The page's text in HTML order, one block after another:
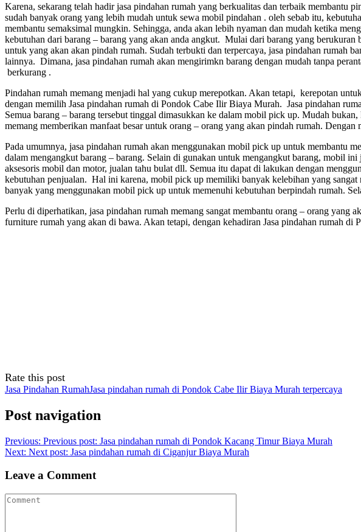
Karena, sekarang telah hadir jasa pindahan rumah yang berkualitas dan terbaik membantu
sudah banyak orang yang lebih mudah untuk sewa mobil pindahan . oleh sebab itu,
membantu semaksimal mungkin. Sehingga, anda akan lebih nyaman dan mudah ketika
kebutuhan dari barang – barang yang akan anda angkut. Mulai dari barang yang
untuk yang akan akan pindah rumah. Sudah terbukti dan terpercaya, jasa pindahan rumah
lainnya. Dimana, jasa pindahan rumah akan mengirimkn barang dengan mudah tanpa
berkurang .
Pindahan rumah memang menjadi hal yang cukup merepotkan. Akan tetapi, kerepotan
dengan memilih Jasa pindahan rumah di Pondok Cabe Ilir Biaya Murah. Jasa pindahan
Semua barang – barang tersebut tinggal dimasukkan ke dalam mobil pick up. Mudah
memang memberikan manfaat besar untuk orang – orang yang akan pindah rumah.
Pada umumnya, jasa pindahan rumah akan menggunakan mobil pick up untuk membantu
dalam mengangkut barang – barang. Selain di gunakan untuk mengangkut barang, mobil
aksesoris mobil dan motor, jualan tahu bulat dll. Semua itu dapat di lakukan dengan
kebutuhan penjualan. Hal ini karena, mobil pick up memiliki banyak kelebihan yang
banyak yang menggunakan mobil pick up untuk memenuhi kebutuhan berpindah rumah.
Perlu di diperhatikan, jasa pindahan rumah memang sangat membantu orang – orang yang
furniture rumah yang akan di bawa. Akan tetapi, dengan kehadiran Jasa pindahan rumah
Rate this post
Jasa Pindahan RumahJasa pindahan rumah di Pondok Cabe Ilir Biaya Murah terpercaya
Post navigation
Previous: Previous post: Jasa pindahan rumah di Pondok Kacang Timur Biaya Murah
Next: Next post: Jasa pindahan rumah di Ciganjur Biaya Murah
Leave a Comment